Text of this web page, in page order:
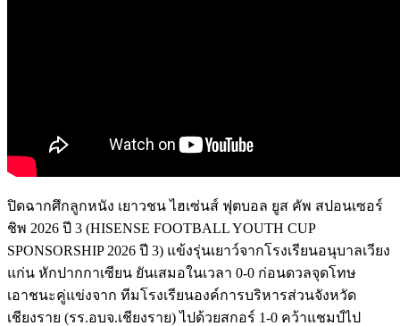
ปิดฉากศึกลูกหนัง เยาวชน ไฮเซ่นส์ ฟุตบอล ยูส คัพ สปอนเซอร์
ชิพ 2026 ปี 3 (HISENSE FOOTBALL YOUTH CUP
SPONSORSHIP 2026 ปี 3) แข้งรุ่นเยาว์จากโรงเรียนอนุบาลเวียง
แก่น หักปากกาเซียน ยันเสมอในเวลา 0-0 ก่อนดวลจุดโทษ
เอาชนะคู่แข่งจาก ทีมโรงเรียนองค์การบริหารส่วนจังหวัด
เชียงราย (รร.อบจ.เชียงราย) ไปด้วยสกอร์ 1-0 คว้าแชมป์ไป